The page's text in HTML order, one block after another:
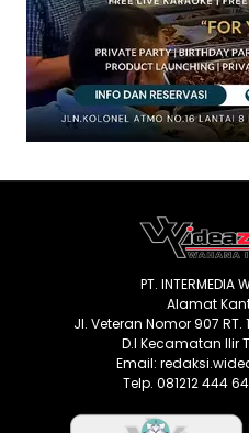
PT. INTERMEDIA
Alamat
Jl. Veteran Nomor 907 RT.
D.I Kecamatan Ilir
Email:
Telp. 081212 444